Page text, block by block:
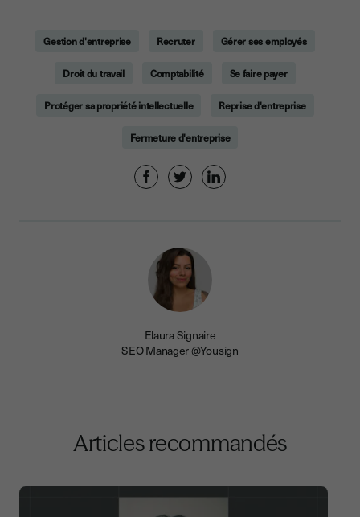
Gestion d'entreprise Recruter Gérer ses employés
Droit du travail Comptabilité Se faire payer
Protéger sa propriété intellectuelle Reprise d'entreprise
Fermeture d'entreprise
Elaura Signaire
SEO Manager @Yousign
Articles recommandés